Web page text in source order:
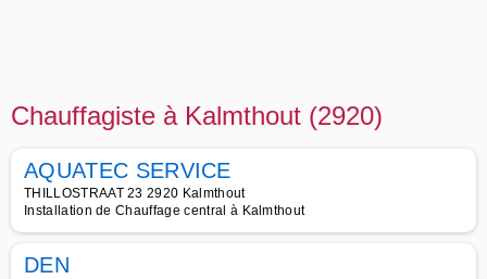
Chauffagiste à Kalmthout (2920)
AQUATEC SERVICE
THILLOSTRAAT 23 2920 Kalmthout
Installation de Chauffage central à Kalmthout
DEN